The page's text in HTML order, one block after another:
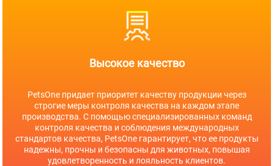
Высокое качество
PetsOne придает приоритет качеству продукции через
строгие меры контроля качества на каждом этапе
производства. С помощью специализированных команд
контроля качества и соблюдения международных
стандартов качества, PetsOne гарантирует, что ее продукты
надежны, прочны и безопасны для животных, повышая
удовлетворенность и лояльность клиентов.